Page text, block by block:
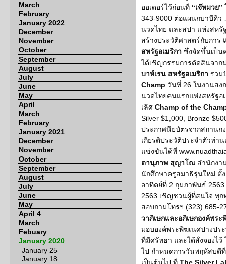
March
February
January 2022
December
November
October
September
August
July
June
May
April
March
February
January 2021
December
November
October
September
August
July
June
May
April 4
March
Febuary
January 2020
January 25
January 18
ออเดอร์ไว้ก่อนที่ “เจ๊หมวย”
343-9000 ต่อแผนกบาบีคิ
นวดไทย และสปา แห่งสหรั
สร้างประวัติศาสตร์กับการ
สหรัฐอเมริกา ซึ่งจัดขึ้นเป็น
ได้เชิญกรรมการตัดสินจาก
บาห์เรน สหรัฐอเมริกา รวม
Champ วันที่ 26 ในงานสง
นวดไทยคนแรกแห่งสหรัฐ
เลิศ Champ of the
Silver $1,000, Bronze
ประกาศนียบัตรจากสถานก
เกียรติประวัติประจำตัวท่า
แข่งขันได้ที่
ตานุภาพ สุญาโณ สำนักงา
นักศึกษาครูสมาธิรุ่นใหม่ ตั้
อาทิตย์ที่ 2 กุมภาพันธ์
2563 เชิญชวนผู้ที่สนใจ ทุ
สอบถามโทรฯ (323)
วาภิเษกและอภิเษกองค์พระ
มอบองค์พระพิฆเนศปางปร
ที่มีศรัทธา และได้สั่งจองไ
ไป กำหนดการวันพฤหัสบดีที่